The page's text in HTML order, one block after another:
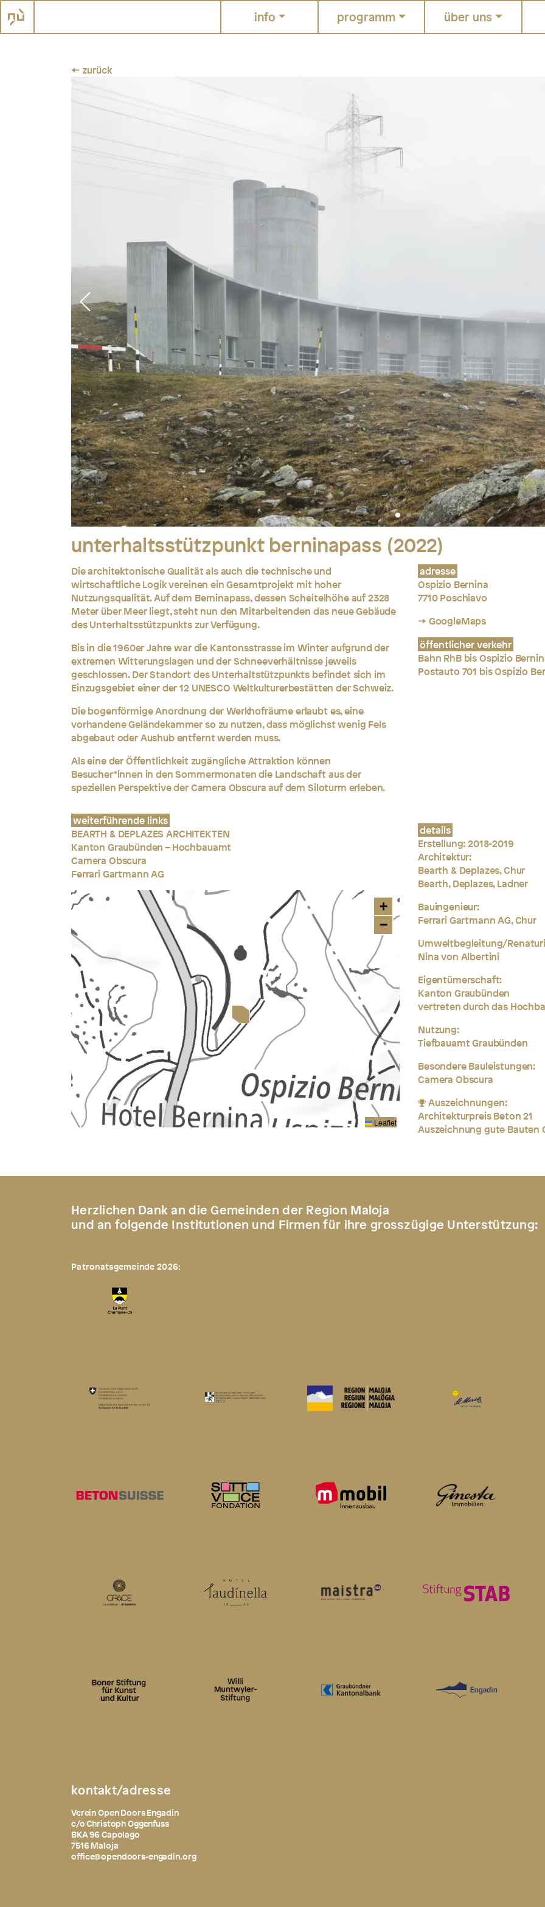
info programm über uns
← zurück
unterhaltsstützpunkt berninapass (2022)
Die architektonische Qualität als auch die technische und
wirtschaftliche Logik vereinen ein Gesamtprojekt mit hoher
Nutzungsqualität. Auf dem Berninapass, dessen Scheitelhöhe auf 2328
Meter über Meer liegt, steht nun den Mitarbeitenden das neue Gebäude
des Unterhaltsstützpunkts zur Verfügung.
Bis in die 1960er Jahre war die Kantonsstrasse im Winter aufgrund der
extremen Witterungslagen und der Schneeverhältnisse jeweils
geschlossen. Der Standort des Unterhaltstützpunkts befindet sich im
Einzugsgebiet einer der 12 UNESCO Weltkulturerbestätten der Schweiz.
Die bogenförmige Anordnung der Werkhofräume erlaubt es, eine
vorhandene Geländekammer so zu nutzen, dass möglichst wenig Fels
abgebaut oder Aushub entfernt werden muss.
Als eine der Öffentlichkeit zugängliche Attraktion können
Besucher*innen in den Sommermonaten die Landschaft aus der
speziellen Perspektive der Camera Obscura auf dem Siloturm erleben.
adresse
Ospizio Bernina
7710 Poschiavo
→ GoogleMaps
öffentlicher verkehr
Bahn RhB bis Ospizio
Postauto 701 bis Ospizio
details
Erstellung: 2018-2019
Architektur:
Bearth & Deplazes, Chur
Bearth, Deplazes, Ladner
Bauingenieur:
Ferrari Gartmann AG, Chur
Umweltbegleitung/
Nina von Albertini
Eigentümerschaft:
Kanton Graubünden
vertreten durch das
Nutzung:
Tiefbauamt Graubünden
Besondere Bauleistungen:
Camera Obscura
Auszeichnungen:
Architekturpreis Beton 21
Auszeichnung gute Bauten
weiterführende links
BEARTH & DEPLAZES ARCHITEKTEN
Kanton Graubünden – Hochbauamt
Camera Obscura
Ferrari Gartmann AG
+
−
Leaflet
Herzlichen Dank an die Gemeinden der Region Maloja
und an folgende Institutionen und Firmen für ihre grosszügige Unterstützung:
Patronatsgemeinde 2026:
kontakt/adresse
Verein Open Doors Engadin
c/o Christoph Oggenfuss
BKA 96 Capolago
7516 Maloja
office@opendoors-engadin.org